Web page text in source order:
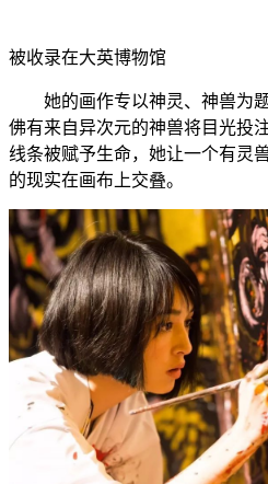
《天地
被收录在大英博物馆
她的画作专以神灵、神兽为
佛有来自异次元的神兽将目光投
线条被赋予生命，她让一个有灵
的现实在画布上交叠。